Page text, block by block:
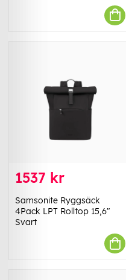
1537 kr
Samsonite Ryggsäck
4Pack LPT Rolltop 15,6"
Svart